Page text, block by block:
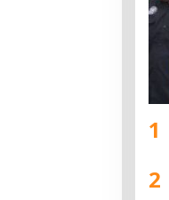
1
2